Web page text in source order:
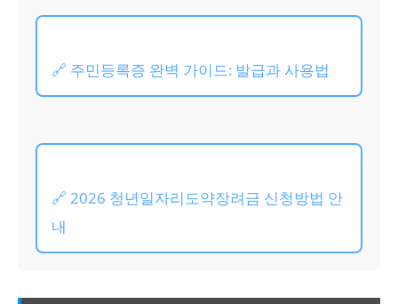
🔗 주민등록증 완벽 가이드: 발급과 사용법
🔗 2026 청년일자리도약장려금 신청방법 안
내